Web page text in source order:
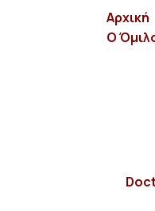
Αρχική
Ο
Σεβαστουπόλεως